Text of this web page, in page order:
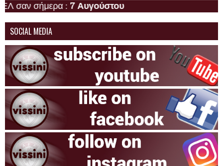
σήμερα :7 Αυγούστου
SOCIAL MEDIA